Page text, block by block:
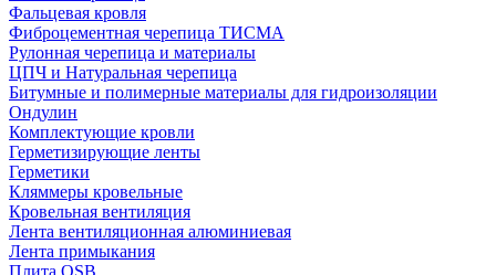
Фальцевая кровля
Фиброцементная черепица ТИСМА
Рулонная черепица и материалы
ЦПЧ и Натуральная черепица
Битумные и полимерные материалы для гидроизоляции
Ондулин
Комплектующие кровли
Герметизирующие ленты
Герметики
Кляммеры кровельные
Кровельная вентиляция
Лента вентиляционная алюминиевая
Лента примыкания
Плита OSB